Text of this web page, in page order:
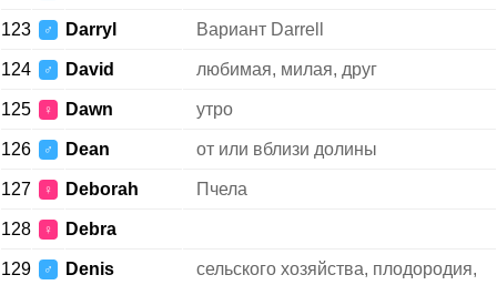
123 ♂ Darryl Вариант Darrell
124 ♂ David любимая, милая, друг
125 ♀ Dawn утро
126 ♂ Dean от или вблизи долины
127 ♀ Deborah Пчела
128 ♀ Debra
129 ♂ Denis
сельского хозяйства, плодородия,